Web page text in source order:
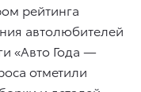
рейтинга
автолюбителей
«Авто Года —
отметили